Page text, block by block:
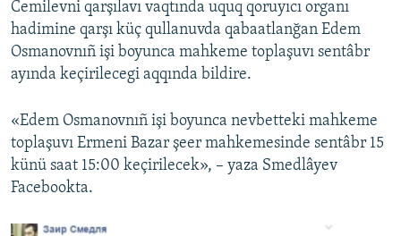
Cemilevni qarşılavı vaqtında uquq qoruyıcı organı
hadimine qarşı küç qullanuvda qabaatlanğan Edem
Osmanovnıñ işi boyunca mahkeme toplaşuvı sentâbr
ayında keçirilecegi aqqında bildire.
«Edem Osmanovnıñ işi boyunca nevbetteki mahkeme
toplaşuvı Ermeni Bazar şeer mahkemesinde sentâbr 15
künü saat 15:00 keçirilecek», – yaza Smedlâyev
Facebookta.